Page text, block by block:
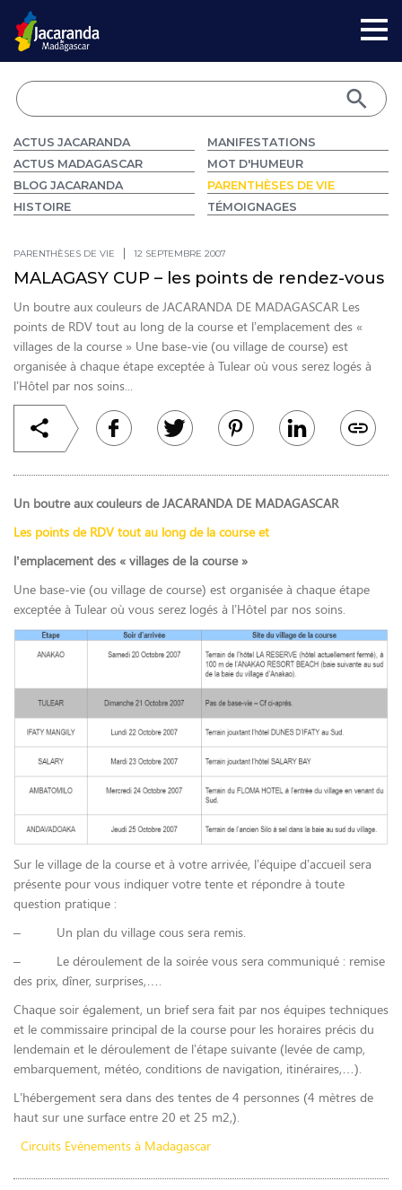
ACTUS JACARANDA
ACTUS MADAGASCAR
BLOG JACARANDA
HISTOIRE
MANIFESTATIONS
MOT D'HUMEUR
PARENTHÈSES DE VIE
TÉMOIGNAGES
PARENTHÈSES DE VIE 12 SEPTEMBRE 2007
MALAGASY CUP – les points de rendez-vous
Un boutre aux couleurs de JACARANDA DE MADAGASCAR Les
points de RDV tout au long de la course et l’emplacement des «
villages de la course » Une base-vie (ou village de course) est
organisée à chaque étape exceptée à Tulear où vous serez logés à
l’Hôtel par nos soins...
Un boutre aux couleurs de JACARANDA DE MADAGASCAR
Les points de RDV tout au long de la course et
l’emplacement des « villages de la course »
Une base-vie (ou village de course) est organisée à chaque étape
exceptée à Tulear où vous serez logés à l’Hôtel par nos soins.
Sur le village de la course et à votre arrivée, l’équipe d’accueil sera
présente pour vous indiquer votre tente et répondre à toute
question pratique :
–
Un plan du village cous sera remis.
–
Le déroulement de la soirée vous sera communiqué : remise
des prix, dîner, surprises,….
Chaque soir également, un brief sera fait par nos équipes techniques
et le commissaire principal de la course pour les horaires précis du
lendemain et le déroulement de l’étape suivante (levée de camp,
embarquement, météo, conditions de navigation, itinéraires,…).
L’hébergement sera dans des tentes de 4 personnes (4 mètres de
haut sur une surface entre 20 et 25 m2,).
Circuits Evènements à Madagascar